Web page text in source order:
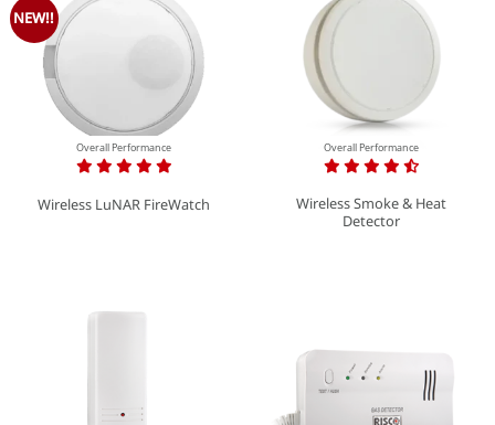
NEW!!
Overall Performance
Wireless LuNAR FireWatch
Overall Performance
Wireless Smoke & Heat
Detector